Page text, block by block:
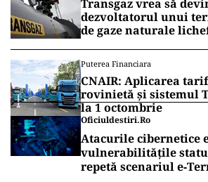
Transgaz vrea să
dezvoltatorul unui
de gaze naturale
Puterea Financiara
CNAIR: Aplicarea
rovinietă și sistemul
la 1 octombrie
Oficiuldestiri.ro
Atacurile cibernetice
vulnerabilitățile
repetă scenariul